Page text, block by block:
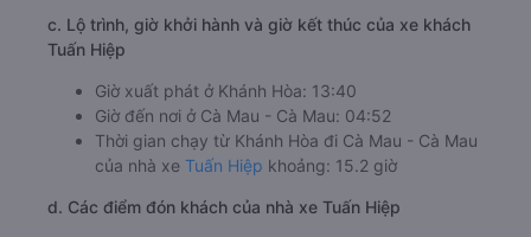
c. Lộ trình, giờ khởi hành và giờ kết thúc của xe khách
Tuấn Hiệp
Giờ xuất phát ở Khánh Hòa: 13:40
Giờ đến nơi ở Cà Mau - Cà Mau: 04:52
Thời gian chạy từ Khánh Hòa đi Cà Mau - Cà Mau
của nhà xe Tuấn Hiệp khoảng: 15.2 giờ
d. Các điểm đón khách của nhà xe Tuấn Hiệp